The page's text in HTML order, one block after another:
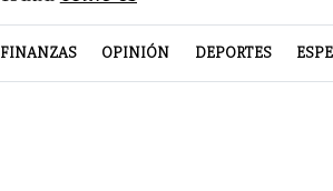
FINANZAS OPINIÓN DEPORTES